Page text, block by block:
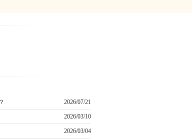
2026/07/21
2026/03/10
2026/03/04